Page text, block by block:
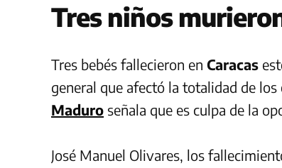
Tres niños
Tres bebés fallecieron en Caracas
general que afectó la totalidad de
Maduro señala que es culpa de la
José Manuel Olivares, los